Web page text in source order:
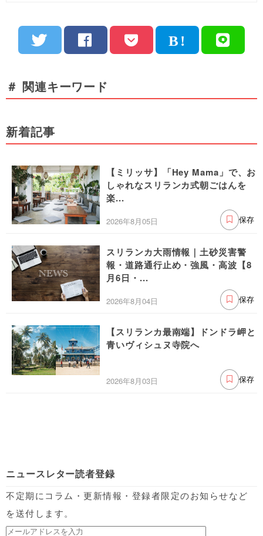
＃ 関連キーワード
新着記事
【ミリッサ】「Hey Mama」で、お
しゃれなスリランカ式朝ごはんを
楽...
2026年8月05日 保存
スリランカ大雨情報｜土砂災害警
報・道路通行止め・強風・高波【8
月6日・...
2026年8月04日 保存
【スリランカ最南端】ドンドラ岬と
青いヴィシュヌ寺院へ
2026年8月03日 保存
ニュースレター読者登録
不定期にコラム・更新情報・登録者限定のお知らせなど
を送付します。